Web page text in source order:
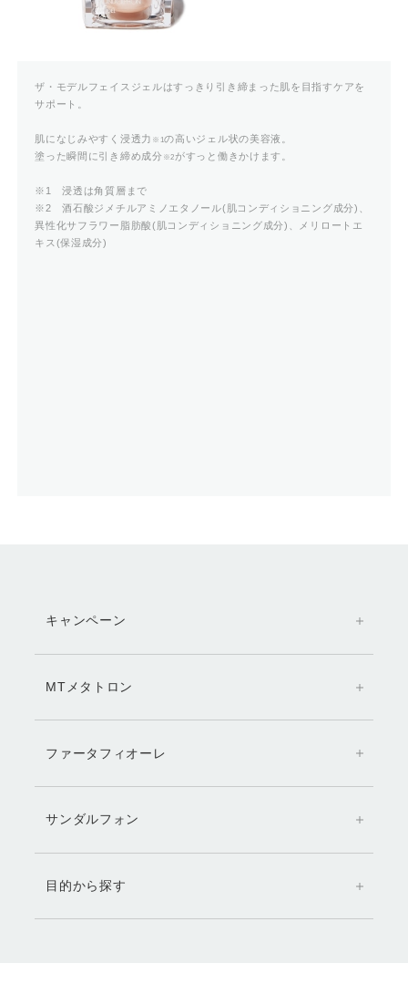
ザ・モデルフェイスジェルはすっきり引き締まった肌を目指すケアを
サポート。
肌になじみやすく浸透力 ※1の高いジェル状の美容液。
塗った瞬間に引き締め成分 ※2 がすっと働きかけます。
※1 浸透は角質層まで
※2 酒石酸ジメチルアミノエタノール(肌コンディショニング成分)、
異性化サフラワー脂肪酸(肌コンディショニング成分)、メリロートエ
キス(保湿成分)
キャンペーン
MTメタトロン
ファータフィオーレ
サンダルフォン
目的から探す